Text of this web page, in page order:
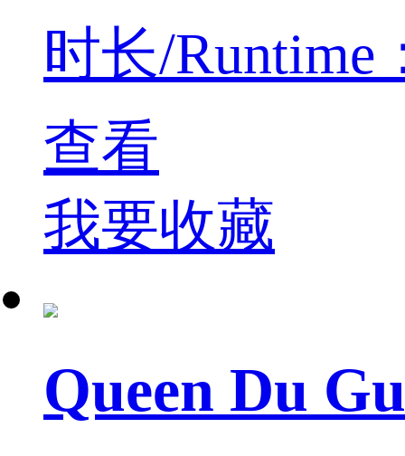
时长/Runtime
查看
我要收藏
Queen Du